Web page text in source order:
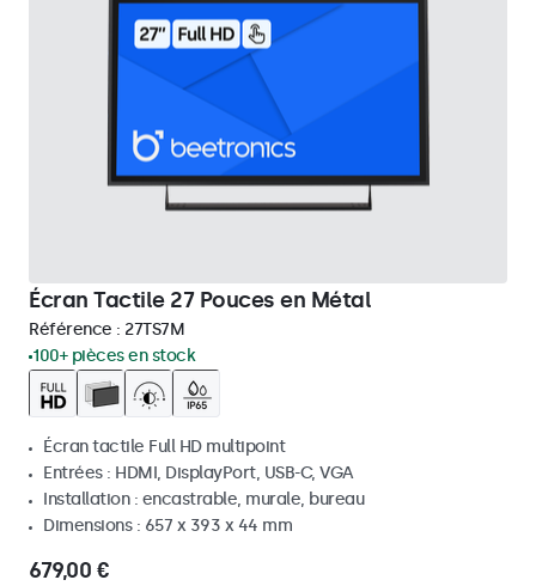
Écran Tactile 27 Pouces en Métal
Référence : 27TS7M
100+ pièces en stock
Écran tactile Full HD multipoint
Entrées : HDMI, DisplayPort, USB-C, VGA
Installation : encastrable, murale, bureau
Dimensions : 657 x 393 x 44 mm
679,00 €